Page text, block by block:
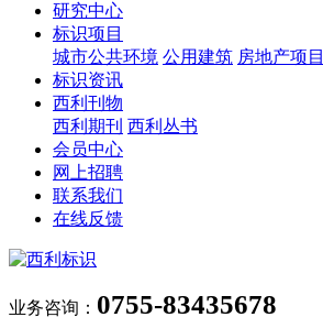
研究中心
标识项目
城市公共环境 公用建筑 房地产项目
标识资讯
西利刊物
西利期刊 西利丛书
会员中心
网上招聘
联系我们
在线反馈
业务咨询： 0755-83435678